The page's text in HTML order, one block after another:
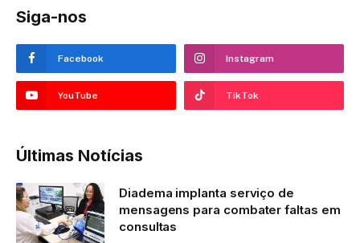
Siga-nos
Facebook Instagram
YouTube TikTok
Últimas Notícias
Diadema implanta serviço de
mensagens para combater faltas em
consultas